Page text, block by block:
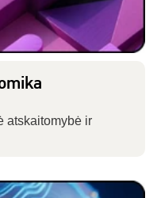
atskaitomybė ir